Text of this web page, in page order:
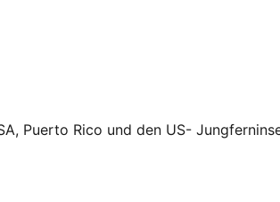
Puerto Rico und den US-